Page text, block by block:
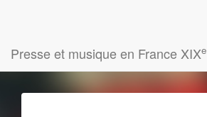
Presse et musique en France XIXe